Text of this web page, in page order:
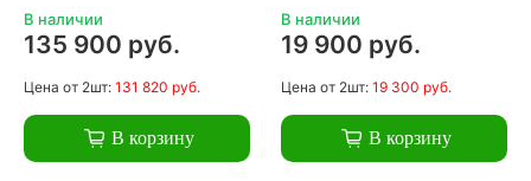
В наличии
135 900 руб.
Цена от 2шт: 131 820 руб.
В корзину
В наличии
19 900 руб.
Цена от 2шт: 19 300 руб.
В корзину